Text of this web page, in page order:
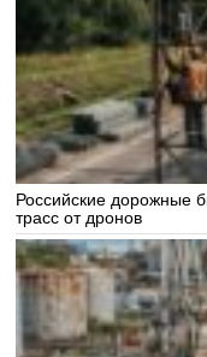
Российские дорожные
трасс от дронов